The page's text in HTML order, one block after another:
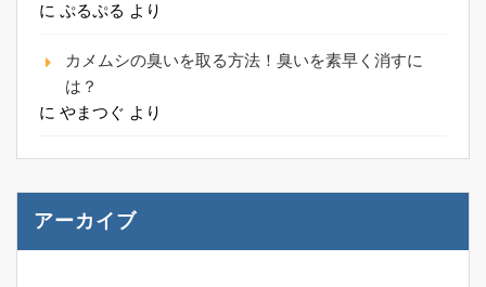
に ぷるぷる より
カメムシの臭いを取る方法！臭いを素早く消すに
は？
に やまつぐ より
アーカイブ